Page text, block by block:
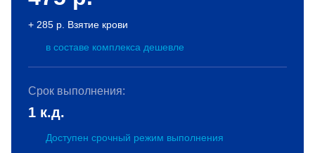
+ 285 р. Взятие крови
в составе комплекса дешевле
Срок выполнения:
1 к.д.
Доступен срочный режим выполнения